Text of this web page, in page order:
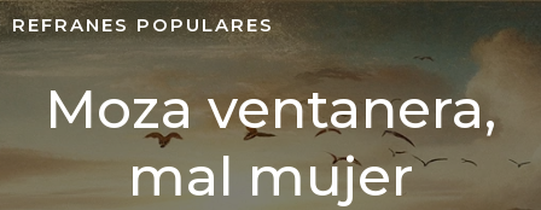
REFRANES POPULARES
Moza ventanera,
mal mujer